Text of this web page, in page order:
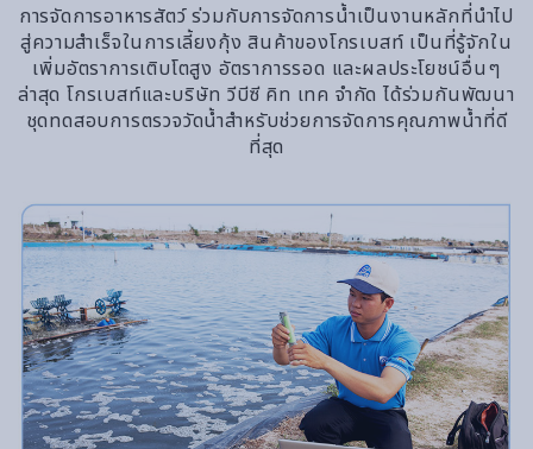
การจัดการอาหารสัตว์ ร่วมกับการจัดการน้ำเป็นงานหลักที่นำไป
สู่ความสำเร็จในการเลี้ยงกุ้ง สินค้าของโกรเบสท์ เป็นที่รู้จักใน
เพิ่มอัตราการเติบโตสูง อัตราการรอด และผลประโยชน์อื่นๆ
ล่าสุด โกรเบสท์และบริษัท วีบีซี คิท เทค จำกัด ได้ร่วมกันพัฒนา
ชุดทดสอบการตรวจวัดน้ำสำหรับช่วยการจัดการคุณภาพน้ำที่ดี
ที่สุด